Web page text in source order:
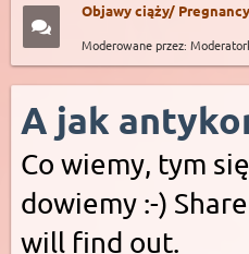
Objawy ciąży/
Moderowane przez:
A jak
Co wiemy, tym
dowiemy :-)
will find out.